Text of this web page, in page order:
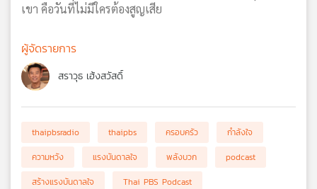
เขา คือวันที่ไม่มีใครต้องสูญเสีย
ผู้จัดรายการ
สราวุธ เฮ้งสวัสดิ์
thaipbsradio thaipbs ครอบครัว
กำลังใจ
ความหวัง
แรงบันดาลใจ พลังบวก
podcast
สร้างแรงบันดาลใจ
Thai PBS Podcast